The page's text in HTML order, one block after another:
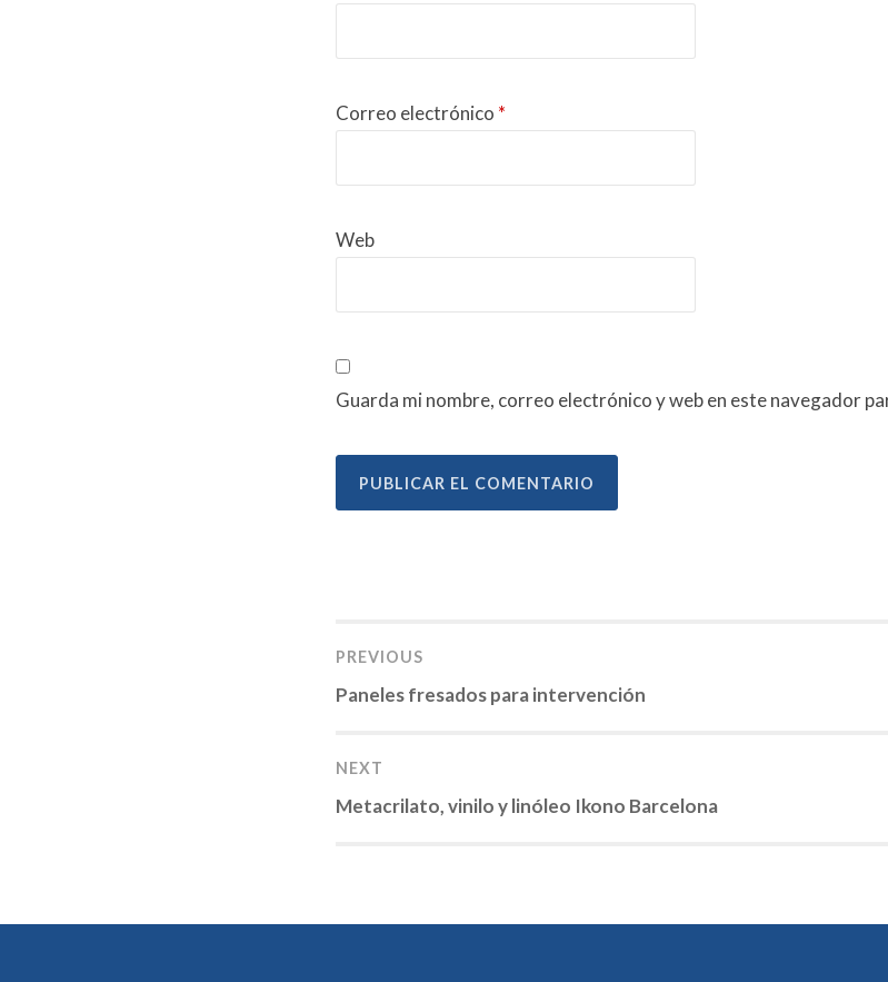
Correo electrónico *
Web
Guarda mi nombre, correo electrónico y web en este navegador
de
PREVIOUS
Previous
Paneles fresados para intervención
NEXT
Next
Metacrilato, vinilo y linóleo Ikono Barcelona